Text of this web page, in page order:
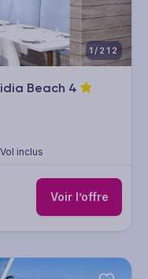
1/212
Beach 4
Vol inclus
Voir l’offre